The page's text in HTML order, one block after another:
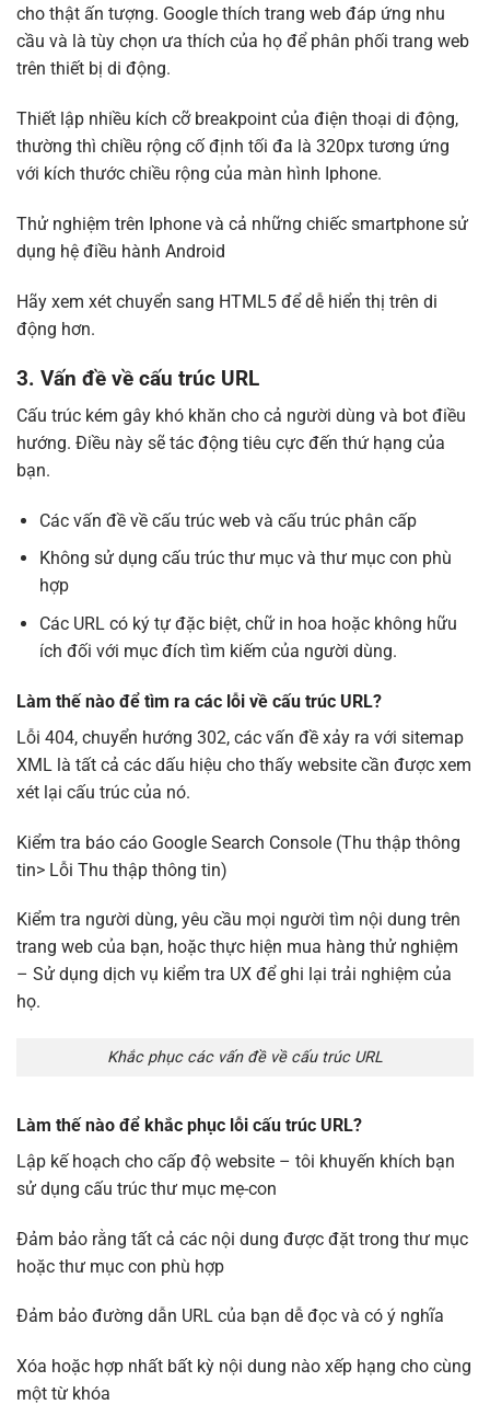
cho thật ấn tượng. Google thích trang web đáp ứng nhu
cầu và là tùy chọn ưa thích của họ để phân phối trang web
trên thiết bị di động.
Thiết lập nhiều kích cỡ breakpoint của điện thoại di động,
thường thì chiều rộng cố định tối đa là 320px tương ứng
với kích thước chiều rộng của màn hình Iphone.
Thử nghiệm trên Iphone và cả những chiếc smartphone sử
dụng hệ điều hành Android
Hãy xem xét chuyển sang HTML5 để dễ hiển thị trên di
động hơn.
3. Vấn đề về cấu trúc URL
Cấu trúc kém gây khó khăn cho cả người dùng và bot điều
hướng. Điều này sẽ tác động tiêu cực đến thứ hạng của
bạn.
Các vấn đề về cấu trúc web và cấu trúc phân cấp
Không sử dụng cấu trúc thư mục và thư mục con phù
hợp
Các URL có ký tự đặc biệt, chữ in hoa hoặc không hữu
ích đối với mục đích tìm kiếm của người dùng.
Làm thế nào để tìm ra các lỗi về cấu trúc URL?
Lỗi 404, chuyển hướng 302, các vấn đề xảy ra với sitemap
XML là tất cả các dấu hiệu cho thấy website cần được xem
xét lại cấu trúc của nó.
Kiểm tra báo cáo Google Search Console (Thu thập thông
tin> Lỗi Thu thập thông tin)
Kiểm tra người dùng, yêu cầu mọi người tìm nội dung trên
trang web của bạn, hoặc thực hiện mua hàng thử nghiệm
– Sử dụng dịch vụ kiểm tra UX để ghi lại trải nghiệm của
họ.
Khắc phục các vấn đề về cấu trúc URL
Làm thế nào để khắc phục lỗi cấu trúc URL?
Lập kế hoạch cho cấp độ website – tôi khuyến khích bạn
sử dụng cấu trúc thư mục mẹ-con
Đảm bảo rằng tất cả các nội dung được đặt trong thư mục
hoặc thư mục con phù hợp
Đảm bảo đường dẫn URL của bạn dễ đọc và có ý nghĩa
Xóa hoặc hợp nhất bất kỳ nội dung nào xếp hạng cho cùng
một từ khóa